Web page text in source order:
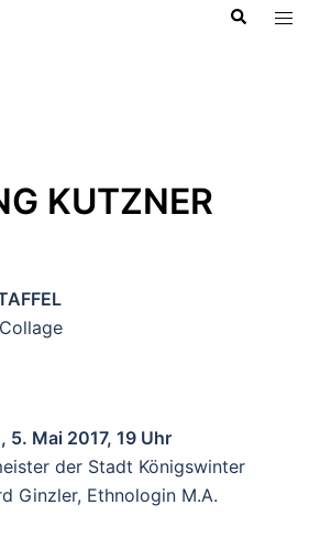
Suche
KUTZNER
5. Mai 2017, 19 Uhr
der Stadt Königswinter
Ginzler, Ethnologin M.A.